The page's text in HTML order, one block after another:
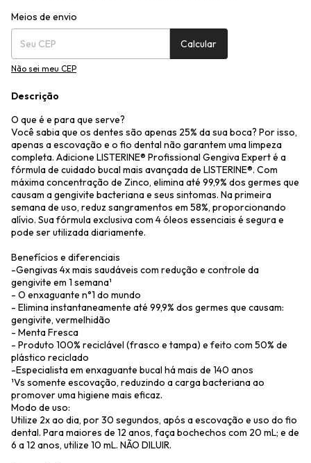
Entregas para o CEP:
Meios de envio
Calcular
Não sei meu CEP
Descrição
O que é e para que serve?
Você sabia que os dentes são apenas 25% da sua boca? Por isso,
apenas a escovação e o fio dental não garantem uma limpeza
completa. Adicione LISTERINE® Profissional Gengiva Expert é a
fórmula de cuidado bucal mais avançada de LISTERINE®. Com
máxima concentração de Zinco, elimina até 99,9% dos germes que
causam a gengivite bacteriana e seus sintomas. Na primeira
semana de uso, reduz sangramentos em 58%, proporcionando
alívio. Sua fórmula exclusiva com 4 óleos essenciais é segura e
pode ser utilizada diariamente.
Benefícios e diferenciais
-Gengivas 4x mais saudáveis com redução e controle da
gengivite em 1 semana¹
- O enxaguante n°1 do mundo
- Elimina instantaneamente até 99,9% dos germes que causam:
gengivite, vermelhidão
- Menta Fresca
- Produto 100% reciclável (frasco e tampa) e feito com 50% de
plástico reciclado
-Especialista em enxaguante bucal há mais de 140 anos
¹Vs somente escovação, reduzindo a carga bacteriana ao
promover uma higiene mais eficaz.
Modo de uso:
Utilize 2x ao dia, por 30 segundos, após a escovação e uso do fio
dental. Para maiores de 12 anos, faça bochechos com 20 mL; e de
6 a 12 anos, utilize 10 mL. NÃO DILUIR.